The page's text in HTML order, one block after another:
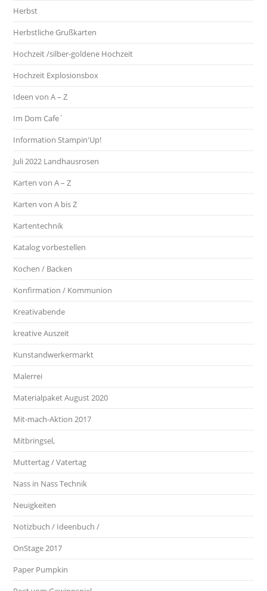
Herbst
Herbstliche Grußkarten
Hochzeit /silber-goldene Hochzeit
Hochzeit Explosionsbox
Ideen von A – Z
Im Dom Cafe´
Information Stampin'Up!
Juli 2022 Landhausrosen
Karten von A – Z
Karten von A bis Z
Kartentechnik
Katalog vorbestellen
Kochen / Backen
Konfirmation / Kommunion
Kreativabende
kreative Auszeit
Kunstandwerkermarkt
Malerrei
Materialpaket August 2020
Mit-mach-Aktion 2017
Mitbringsel,
Muttertag / Vatertag
Nass in Nass Technik
Neuigkeiten
Notizbuch / Ideenbuch /
OnStage 2017
Paper Pumpkin